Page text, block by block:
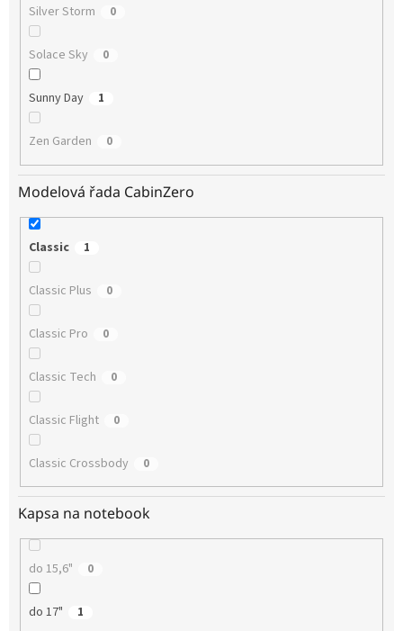
Silver Storm 0
Solace Sky 0
Sunny Day 1
Zen Garden 0
Modelová řada CabinZero
Classic 1
Classic Plus 0
Classic Pro 0
Classic Tech 0
Classic Flight 0
Classic Crossbody 0
Kapsa na notebook
do 15,6" 0
do 17" 1